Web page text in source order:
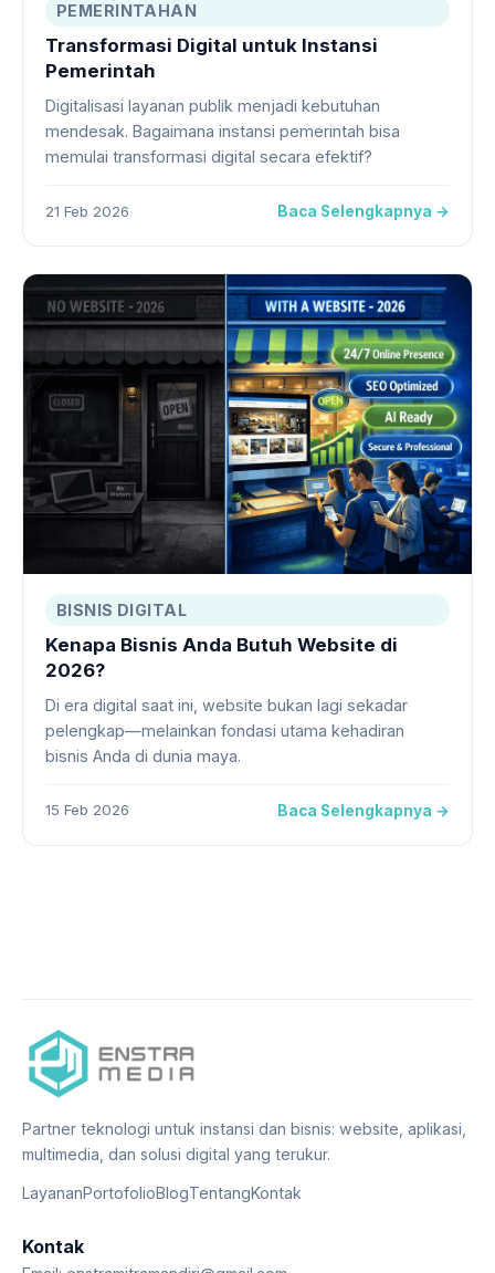
PEMERINTAHAN
Transformasi Digital untuk Instansi
Pemerintah
Digitalisasi layanan publik menjadi kebutuhan
mendesak. Bagaimana instansi pemerintah bisa
memulai transformasi digital secara efektif?
21 Feb 2026 Baca Selengkapnya →
BISNIS DIGITAL
Kenapa Bisnis Anda Butuh Website di
2026?
Di era digital saat ini, website bukan lagi sekadar
pelengkap—melainkan fondasi utama kehadiran
bisnis Anda di dunia maya.
15 Feb 2026 Baca Selengkapnya →
Partner teknologi untuk instansi dan bisnis: website, aplikasi,
multimedia, dan solusi digital yang terukur.
LayananPortofolioBlogTentangKontak
Kontak